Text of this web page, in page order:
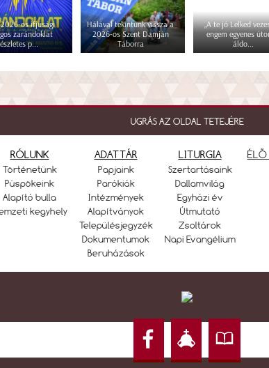
os ifjúsági
zarándoklat
p...
Hálával tekintünk vissza a
2026-os Szent Damján
Táborra
„A te jó Lelked
engem egyenes
áldo...
UGRÁS AZ OLDAL TETEJÉRE
RÓLUNK
Történetünk
Püspökeink
Alapító bulla
kegyhely
ADATTÁR
Papjaink
Parókiák
Intézmények
Alapítványok
Településjegyzék
Dokumentumok
Beruházások
LITURGIA
Szertartásaink
Dallamvilág
Egyházi év
Útmutató
Zsoltárok
Napi Evangélium